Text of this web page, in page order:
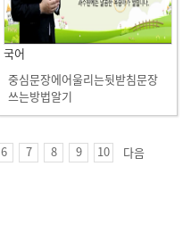
국어
중심문장에어울리는뒷받침문장
쓰는방법알기
6 7 8 9 10 다음